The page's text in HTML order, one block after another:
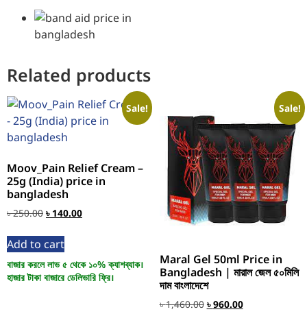
Related products
Sale!
Moov_Pain Relief Cream –
25g (India) price in
bangladesh
৳250.00 ৳ 140.00
Add to cart
বাজার করলে লাভ ৫ থেকে ১০% ক্যাশব্যাক।
হাজার টাকা বাজারে ডেলিভারি ফ্রি।
Sale!
Maral Gel 50ml Price in
Bangladesh | মারাল জেল ৫০মিলি
দাম বাংলাদেশে
৳1,460.00 ৳960.00